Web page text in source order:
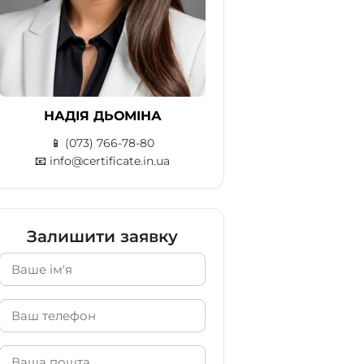
НАДІЯ ДЬОМІНА
📱 (073) 766-78-80
📧 info@certificate.in.ua
Залишити заявку